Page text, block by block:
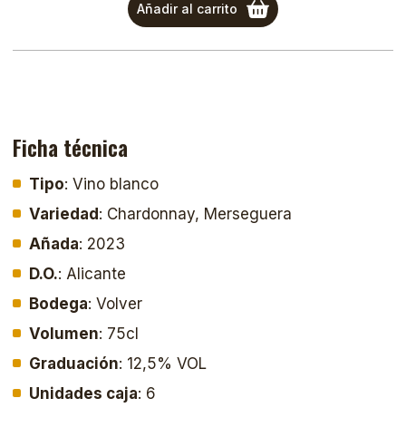
Añadir al carrito
Ficha técnica
Tipo: Vino blanco
Variedad: Chardonnay, Merseguera
Añada: 2023
D.O.: Alicante
Bodega: Volver
Volumen: 75cl
Graduación: 12,5% VOL
Unidades caja: 6